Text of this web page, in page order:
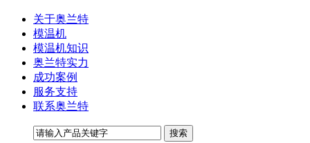
关于奥兰特
模温机
模温机知识
奥兰特实力
成功案例
服务支持
联系奥兰特